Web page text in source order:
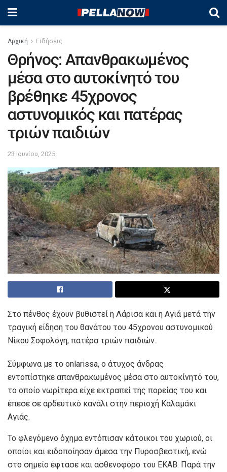
Αρχική Ειδήσεις
Θρήνος: Απανθρακωμένος
μέσα στο αυτοκίνητό του
βρέθηκε 45χρονος
αστυνομικός και πατέρας
τριών παιδιών
23 Ιουνίου, 2025
Στο πένθος έχουν βυθιστεί η Λάρισα και η Αγιά μετά την
τραγική είδηση του θανάτου του 45χρονου αστυνομικού
Νίκου Σοφολόγη, πατέρα τριών παιδιών.
Σύμφωνα με το onlarissa, ο άτυχος άνδρας
εντοπίστηκε απανθρακωμένος μέσα στο αυτοκίνητό του,
το οποίο νωρίτερα είχε εκτραπεί της πορείας του και
έπεσε σε αρδευτικό κανάλι στην περιοχή Καλαμάκι
Αγιάς.
Το φλεγόμενο όχημα εντόπισαν κάτοικοι του χωριού, οι
οποίοι και ειδοποίησαν άμεσα την Πυροσβεστική, ενώ
στο σημείο έφτασε και ασθενοφόρο του ΕΚΑΒ. Παρά την